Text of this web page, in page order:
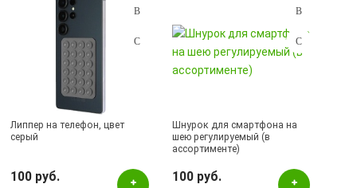
Липпер на телефон, цвет
серый
100 руб.
Шнурок для смартфона на
шею регулируемый (в
ассортименте)
100 руб.